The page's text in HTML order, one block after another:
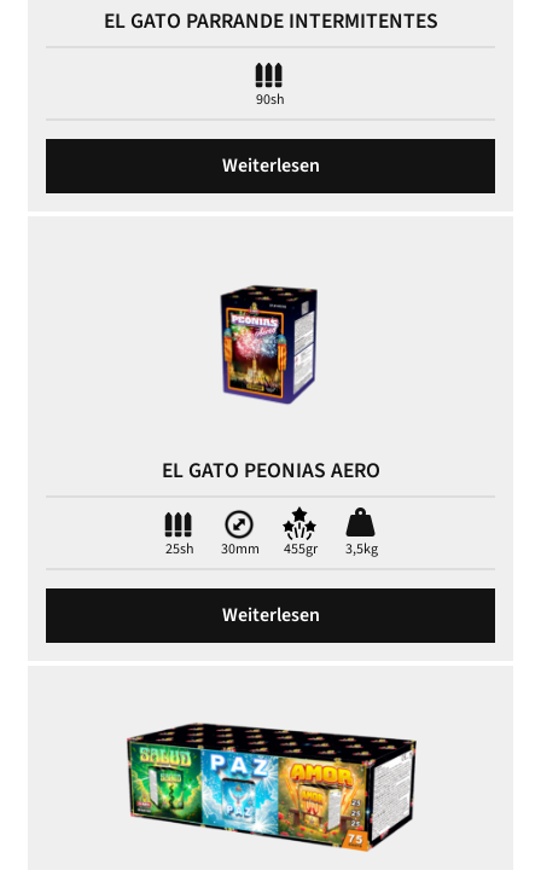
EL GATO PARRANDE INTERMITENTES
90sh
Weiterlesen
EL GATO PEONIAS AERO
25sh 30mm 455gr 3,5kg
Weiterlesen